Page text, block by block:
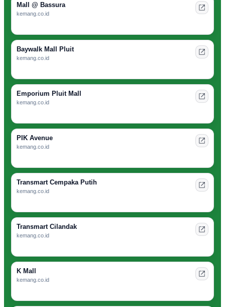
Mall @ Bassura
kemang.co.id
Baywalk Mall Pluit
kemang.co.id
Emporium Pluit Mall
kemang.co.id
PIK Avenue
kemang.co.id
Transmart Cempaka Putih
kemang.co.id
Transmart Cilandak
kemang.co.id
K Mall
kemang.co.id